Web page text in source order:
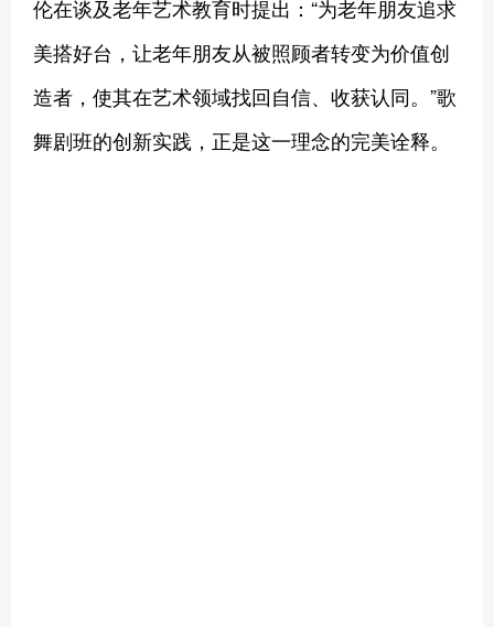
伦在谈及老年艺术教育时提出：“为老年朋友追求
美搭好台，让老年朋友从被照顾者转变为价值创
造者，使其在艺术领域找回自信、收获认同。”歌
舞剧班的创新实践，正是这一理念的完美诠释。